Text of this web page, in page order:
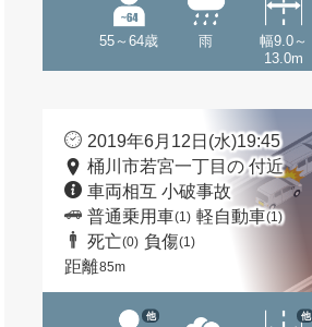
55～64歳 雨
幅9.0～
13.0m
2019年6月12日(水)19:45
桶川市若宮一丁目の 付近
車両相互 小破事故
普通乗用車(1) 軽自動車(1)
死亡(0) 負傷(1)
距離85m
他 他